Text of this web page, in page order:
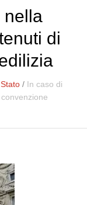
nella
di
/ In caso di